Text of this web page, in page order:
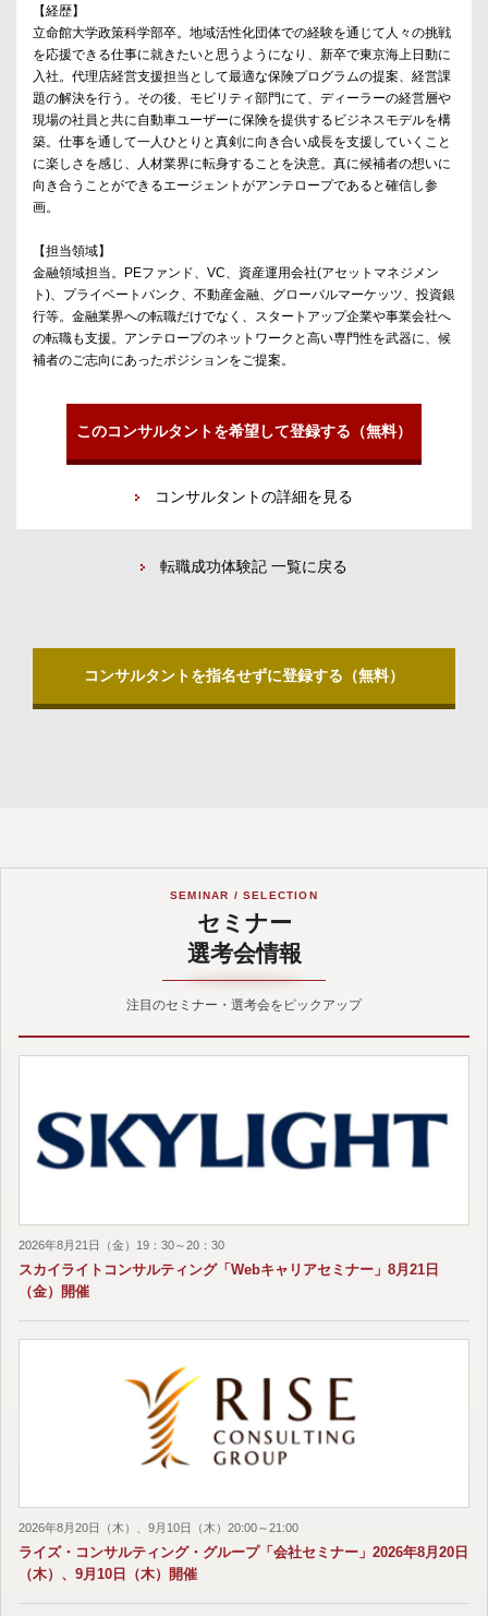
【経歴】
立命館大学政策科学部卒。地域活性化団体での経験を通じて人々の挑戦
を応援できる仕事に就きたいと思うようになり、新卒で東京海上日動に
入社。代理店経営支援担当として最適な保険プログラムの提案、経営課
題の解決を行う。その後、モビリティ部門にて、ディーラーの経営層や
現場の社員と共に自動車ユーザーに保険を提供するビジネスモデルを構
築。仕事を通して一人ひとりと真剣に向き合い成長を支援していくこと
に楽しさを感じ、人材業界に転身することを決意。真に候補者の想いに
向き合うことができるエージェントがアンテロープであると確信し参
画。
【担当領域】
金融領域担当。PEファンド、VC、資産運用会社(アセットマネジメン
ト)、プライベートバンク、不動産金融、グローバルマーケッツ、投資銀
行等。金融業界への転職だけでなく、スタートアップ企業や事業会社へ
の転職も支援。アンテロープのネットワークと高い専門性を武器に、候
補者のご志向にあったポジションをご提案。
このコンサルタントを希望して登録する（無料）
コンサルタントの詳細を見る
転職成功体験記 一覧に戻る
コンサルタントを指名せずに登録する（無料）
SEMINAR / SELECTION
セミナー
選考会情報
注目のセミナー・選考会をピックアップ
2026年8月21日（金）19：30～20：30
スカイライトコンサルティング「Webキャリアセミナー」8月21日
（金）開催
2026年8月20日（木）、9月10日（木）20:00～21:00
ライズ・コンサルティング・グループ「会社セミナー」2026年8月20日
（木）、9月10日（木）開催